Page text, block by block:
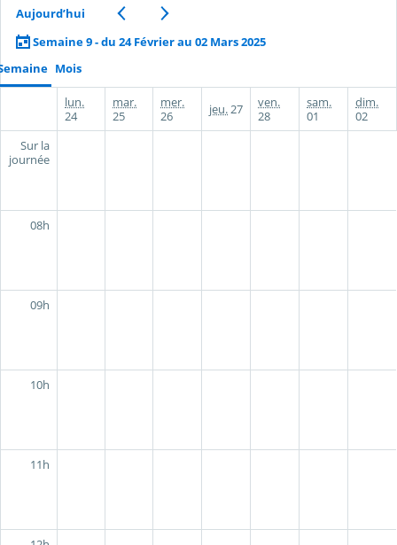
Aujourd’hui
Semaine 9 - du 24 Février au 02 Mars 2025
Mois
lun.
24
mar.
25
mer.
26
jeu.27
ven.
28
sam.
01
dim.
02
Sur la
journée
08h
09h
10h
11h